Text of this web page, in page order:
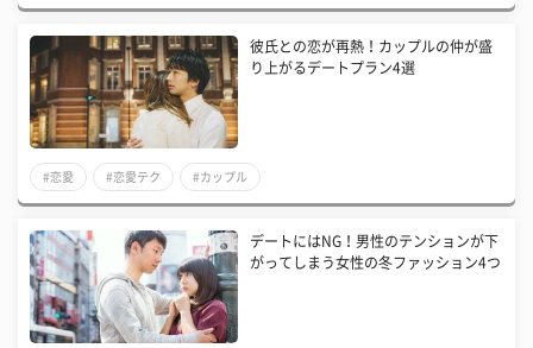
彼氏との恋が再熱！カップルの仲が盛
り上がるデートプラン4選
#恋愛 #恋愛テク #カップル
デートにはNG！男性のテンションが下
がってしまう女性の冬ファッション4つ